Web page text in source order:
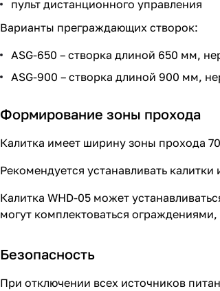
пульт дистанционного управления
Варианты преграждающих створок:
ASG-650 – створка длиной 650 мм,
ASG-900 – створка длиной 900 мм,
Формирование зоны прохода
Калитка имеет ширину зоны прохода
Рекомендуется устанавливать
Калитка WHD-05 может
могут комплектоваться
Безопасность
При отключении всех источников